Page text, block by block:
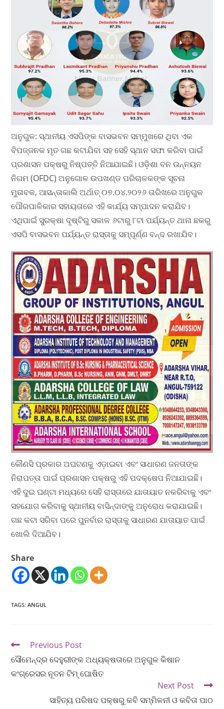
ଅନୁଗୁଳ: ସ୍ଥାନୀୟ ଏସପିଙ୍କ ବାସଭବନ ସମ୍ମୁଖରେ ଥିବା ଏକ
ବିପଜ୍ଜନକ ମୃତ ଗଛ କଟାଯିବା ସହ ସେହି ସ୍ଥାନ ସଫା କରିବା ପାଇଁ
ପ୍ରଶାସନ ପକ୍ଷରୁ ନିଷ୍ପତ୍ତି ନିଆଯାଇଛି। ଓଡ଼ିଶା ବନ ଉନ୍ନୟନ
ନିଗମ (OFDC) ଅନୁଗୋଳ ଉପଖଣ୍ଡ ପରିଚାଳକଙ୍କ ସୂଚନା
ମୁତାବକ, ଆସନ୍ତାକାଲି ଅର୍ଥାତ୍ ୦୭.୦୪.୨୦୨୬ ତାରିଖରେ ଅନୁଗୁଳ
ପୌରପାଳିକାର ସହାୟତାରେ ଏହି କାର୍ଯ୍ୟ ସମ୍ପାଦନ କରାଯିବ।
ଏଥିପାଇଁ ସୁରକ୍ଷା ଦୃଷ୍ଟିରୁ ସକାଳ ୬ଟାରୁ ୮ଟା ପର୍ଯ୍ୟନ୍ତ ଥାନା ଛକରୁ
ଏସପି ବାସଭବନ ପର୍ଯ୍ୟନ୍ତ ରାସ୍ତାକୁ ସମ୍ପୂର୍ଣ୍ଣ ବନ୍ଦ ରଖାଯିବ।
କୌଣସି ପ୍ରକାର ଅଘଟଣକୁ ଏଡ଼ାଇବା ଏବଂ ସାଧାରଣ ଜନତାଙ୍କ
ନିରାପତ୍ତା ପାଇଁ ପ୍ରଶାସନ ପକ୍ଷରୁ ଏହି ପଦକ୍ଷେପ ନିଆଯାଇଛି।
ଏହି ଦୁଇ ଘଣ୍ଟା ମଧ୍ୟରେ ସେହି ରାସ୍ତାରେ ଯାତାୟାତ ନକରିବାକୁ ଏବଂ
ସହଯୋଗ କରିବାକୁ ସ୍ଥାନୀୟ ବାସିନ୍ଦାଙ୍କୁ ଅନୁରୋଧ କରାଯାଇଛି।
ଗଛ କଟା ସରିବା ପରେ ପୁନର୍ବାର ରାସ୍ତାକୁ ସାଧାରଣ ଯାତାୟାତ ପାଇଁ
ଖୋଲି ଦିଆଯିବ।
Share
TAGS:ANGUL
Previous Post
ସୌମେନ୍ଦ୍ର ଦେହୁରୀଙ୍କ ଅଧ୍ୟକ୍ଷତାରେ ଅନୁଗୁଳ କିଷାନ
କଂଗ୍ରେସର ନୂତନ ଟିମ୍ ଘୋଷିତ
Next Post
ସାହିତ୍ୟ ପରିଷଦ ପକ୍ଷରୁ କବି ସମ୍ମିଳନୀ ଓ କବିତା ପାଠ